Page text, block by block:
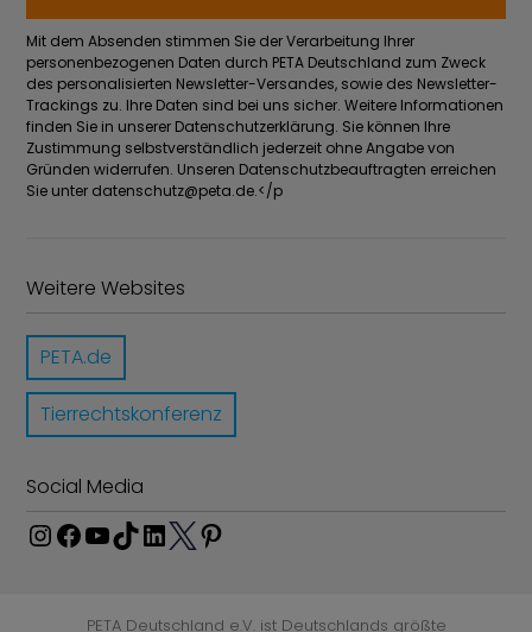
Mit dem Absenden stimmen Sie der Verarbeitung Ihrer
personenbezogenen Daten durch PETA Deutschland zum Zweck
des personalisierten Newsletter-Versandes, sowie des Newsletter-
Trackings zu. Ihre Daten sind bei uns sicher. Weitere Informationen
finden Sie in unserer Datenschutzerklärung. Sie können Ihre
Zustimmung selbstverständlich jederzeit ohne Angabe von
Gründen widerrufen. Unseren Datenschutzbeauftragten erreichen
Sie unter datenschutz@peta.de.</p
Weitere Websites
PETA.de
Tierrechtskonferenz
Social Media
I
F
e
Y
T
T
T
L
k
t
PETA Deutschland e.V. ist Deutschlands größte